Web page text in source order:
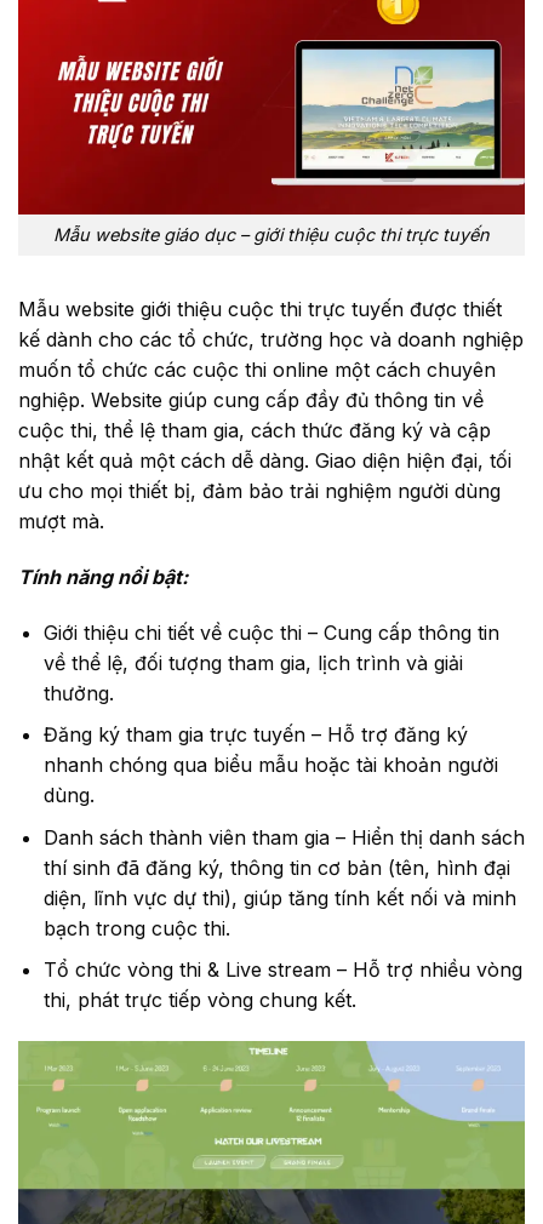
Mẫu website giáo dục – giới thiệu cuộc thi trực tuyến
Mẫu website giới thiệu cuộc thi trực tuyến được thiết
kế dành cho các tổ chức, trường học và doanh nghiệp
muốn tổ chức các cuộc thi online một cách chuyên
nghiệp. Website giúp cung cấp đầy đủ thông tin về
cuộc thi, thể lệ tham gia, cách thức đăng ký và cập
nhật kết quả một cách dễ dàng. Giao diện hiện đại, tối
ưu cho mọi thiết bị, đảm bảo trải nghiệm người dùng
mượt mà.
Tính năng nổi bật:
Giới thiệu chi tiết về cuộc thi – Cung cấp thông tin
về thể lệ, đối tượng tham gia, lịch trình và giải
thưởng.
Đăng ký tham gia trực tuyến – Hỗ trợ đăng ký
nhanh chóng qua biểu mẫu hoặc tài khoản người
dùng.
Danh sách thành viên tham gia – Hiển thị danh sách
thí sinh đã đăng ký, thông tin cơ bản (tên, hình đại
diện, lĩnh vực dự thi), giúp tăng tính kết nối và minh
bạch trong cuộc thi.
Tổ chức vòng thi & Live stream – Hỗ trợ nhiều vòng
thi, phát trực tiếp vòng chung kết.